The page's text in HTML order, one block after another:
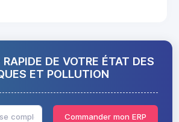
DE VOTRE ÉTAT DES
ET POLLUTION
Commander mon ERP